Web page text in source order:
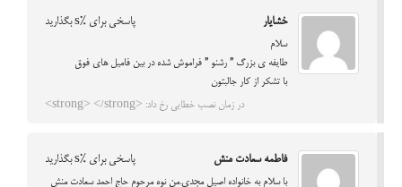
خشایار پاسخی برای %s بگذارید
سلام
طایفه ی بزرگ ” رشنو ” فراموش شده در بین فامیل های فوق
با تشکر از کار جالبتون
در زمان نصب خطایی رخ داد: <strong> </strong>
فاطمه سعادت منش پاسخی برای %s بگذارید
با سلام به خانواده اصیل مجدی.من نوه مرحوم حاج احمد سعادت منش